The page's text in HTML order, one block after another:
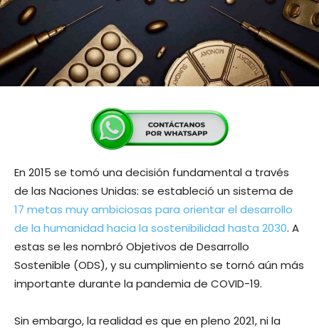
En 2015 se tomó una decisión fundamental a través
de las Naciones Unidas: se estableció un sistema de
17 metas muy ambiciosas para orientar el desarrollo
de la humanidad hacia la sostenibilidad hasta 2030. A
estas se les nombró Objetivos de Desarrollo
Sostenible (ODS), y su cumplimiento se tornó aún más
importante durante la pandemia de COVID-19.
Sin embargo, la realidad es que en pleno 2021, ni la